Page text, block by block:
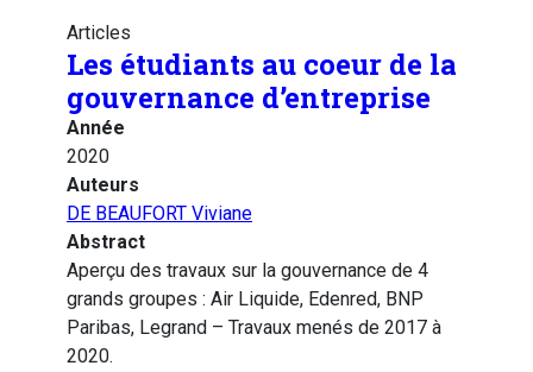
Articles
Les étudiants au coeur de la
gouvernance d’entreprise
Année
2020
Auteurs
DE BEAUFORT Viviane
Abstract
Aperçu des travaux sur la gouvernance de 4
grands groupes : Air Liquide, Edenred, BNP
Paribas, Legrand – Travaux menés de 2017 à
2020.